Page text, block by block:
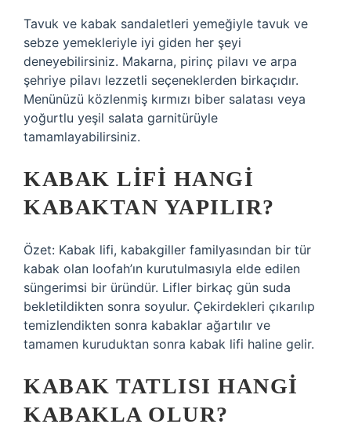
Tavuk ve kabak sandaletleri yemeğiyle tavuk ve
sebze yemekleriyle iyi giden her şeyi
deneyebilirsiniz. Makarna, pirinç pilavı ve arpa
şehriye pilavı lezzetli seçeneklerden birkaçıdır.
Menünüzü közlenmiş kırmızı biber salatası veya
yoğurtlu yeşil salata garnitürüyle
tamamlayabilirsiniz.
KABAK LIFI HANGI
KABAKTAN YAPILIR?
Özet: Kabak lifi, kabakgiller familyasından bir tür
kabak olan loofah’ın kurutulmasıyla elde edilen
süngerimsi bir üründür. Lifler birkaç gün suda
bekletildikten sonra soyulur. Çekirdekleri çıkarılıp
temizlendikten sonra kabaklar ağartılır ve
tamamen kuruduktan sonra kabak lifi haline gelir.
KABAK TATLISI HANGI
KABAKLA OLUR?